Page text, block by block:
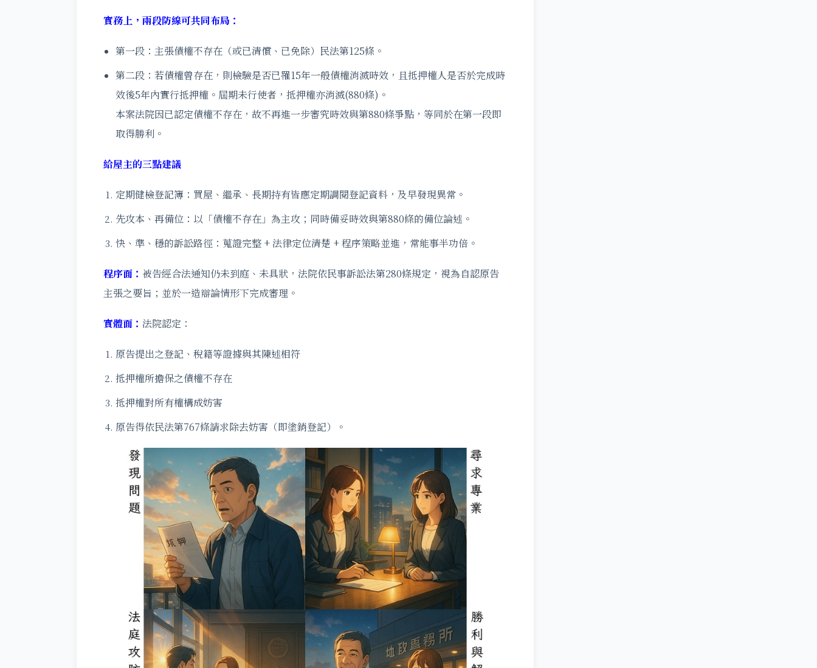
實務上，兩段防線可共同布局：
第一段：主張債權不存在（或已清償、已免除）民法第125條。
第二段：若債權曾存在，則檢驗是否已罹15年一般債權消滅時效，且抵押權人是否於完成時
效後5年內實行抵押權。屆期未行使者，抵押權亦消滅(880條)。
本案法院因已認定債權不存在，故不再進一步審究時效與第880條爭點，等同於在第一段即
取得勝利。
給屋主的三點建議
定期健檢登記簿：買屋、繼承、長期持有皆應定期調閱登記資料，及早發現異常。
先攻本、再備位：以「債權不存在」為主攻；同時備妥時效與第880條的備位論述。
快、準、穩的訴訟路徑：蒐證完整 + 法律定位清楚 + 程序策略並進，常能事半功倍。
程序面： 被告經合法通知仍未到庭、未具狀，法院依民事訴訟法第280條規定，視為自認原告
主張之要旨；並於一造辯論情形下完成審理。
實體面： 法院認定：
原告提出之登記、稅籍等證據與其陳述相符
抵押權所擔保之債權不存在
抵押權對所有權構成妨害
原告得依民法第767條請求除去妨害（即塗銷登記）。